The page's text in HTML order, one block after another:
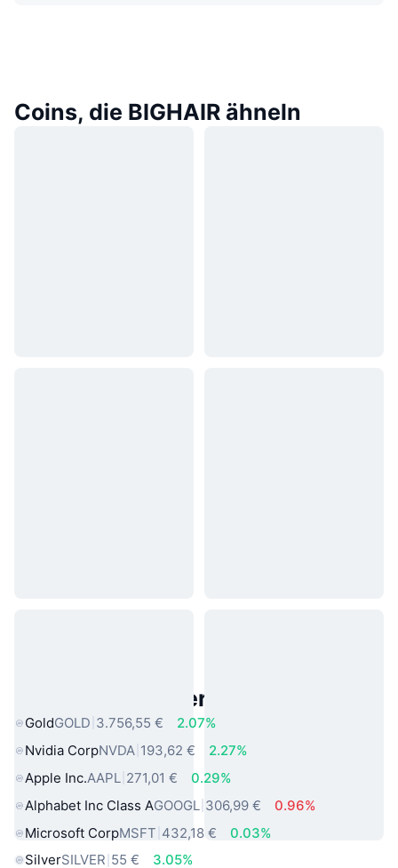
Coins, die BIGHAIR ähneln
Beliebte reale Vermögenswerte
GoldGOLD 3.756,55 €
2.07%
Nvidia CorpNVDA 193,62 €
2.27%
Apple Inc.AAPL 271,01 €
0.29%
Alphabet Inc Class AGOOGL 306,99 €
0.96%
Microsoft CorpMSFT 432,18 €
0.03%
SilverSILVER 55 € 3.05%